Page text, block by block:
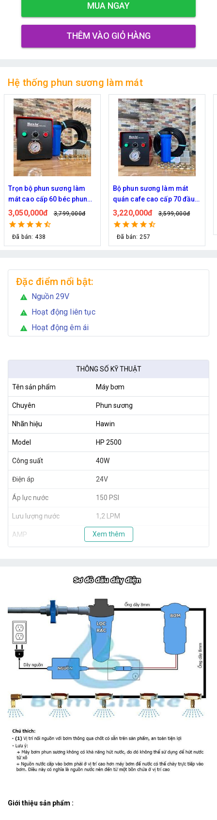
MUA NGAY
THÊM VÀO GIỎ HÀNG
Hệ thống phun sương làm mát
Trọn bộ phun sương làm
mát cao cấp 60 béc phun
bơm Hawin FOG-2703
3,050,000đ 3,799,000đ
Đã bán: 438
Bộ phun sương làm mát
quán cafe cao cấp 70 đầu
phun
3,220,000đ 3,599,000đ
Đã bán: 257
Đặc điểm nổi bật:
warning Nguồn 29V
warning Hoạt động liên tục
warning Hoạt động êm ái
THÔNG SỐ KỸ THUẬT
Tên sản phẩm Máy bơm
Chuyên Phun sương
Nhãn hiệu Hawin
Model HP 2500
Công suất 40W
Điện áp 24V
Áp lực nước 150 PSI
Lưu lượng nước 1,2 LPM
AMP 0.8A
Xem thêm
Giới thiệu sản phẩm :